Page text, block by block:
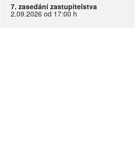
7. zasedání zastupitelstva
2.09.2026 od 17:00 h